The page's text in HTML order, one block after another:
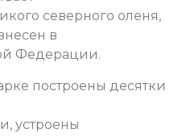
северного оленя,
в
Федерации.
построены десятки
устроены